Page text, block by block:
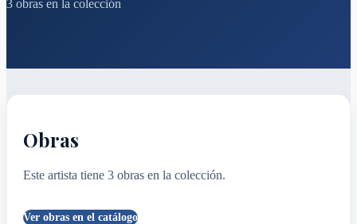
3 obras en la colección
Obras
Este artista tiene 3 obras en la colección.
Ver obras en el catálogo